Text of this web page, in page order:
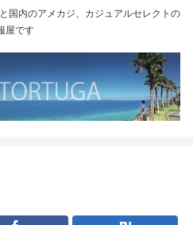
国内のアメカジ、カジュアルセレクトの
屋です